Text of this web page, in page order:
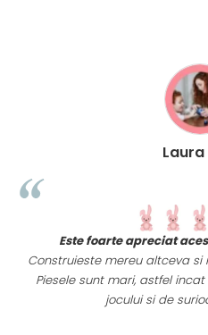
Este foarte apreciat
Construieste mereu altceva
Piesele sunt mari, astfel
jocului si de